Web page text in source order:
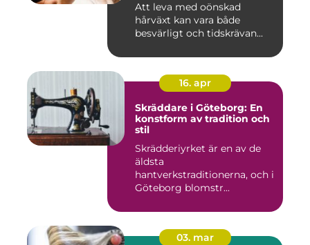
Att leva med oönskad
hårväxt kan vara både
besvärligt och tidskrävan...
16. apr
Skräddare i Göteborg: En
konstform av tradition och
stil
Skrädderiyrket är en av de
äldsta
hantverkstraditionerna, och i
Göteborg blomstr...
03. mar